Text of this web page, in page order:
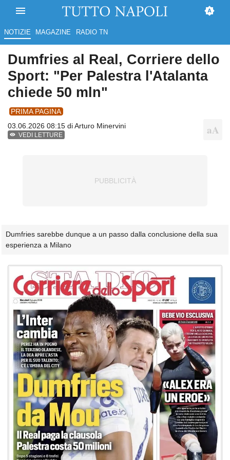
NOTIZIE MAGAZINE RADIO TN
Dumfries al Real, Corriere dello
Sport: "Per Palestra l'Atalanta
chiede 50 mln"
PRIMA PAGINA
03.06.2026 08:15 diArturo Minervini
VEDI LETTURE
Dumfries sarebbe dunque a un passo dalla conclusione della sua
esperienza a Milano